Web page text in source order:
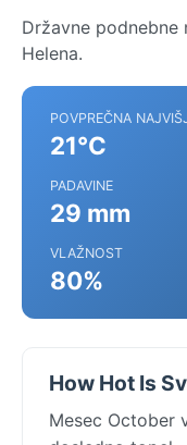
Državne podnebne
Helena.
POVPREČNA
21°C
PADAVINE
29 mm
VLAŽNOST
80%
How Hot Is
Mesec October